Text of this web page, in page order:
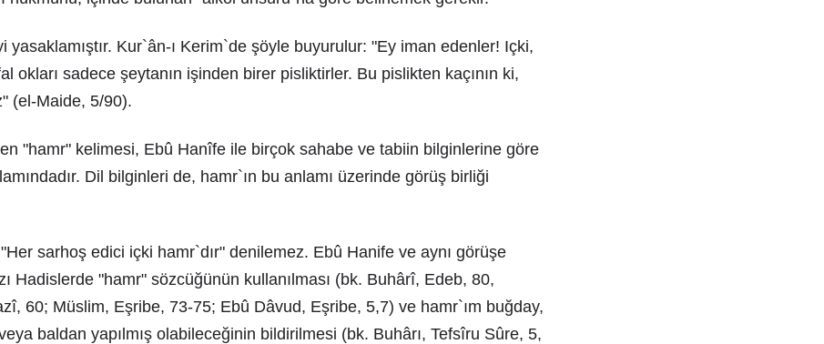
yasaklamıştır. Kur`ân-ı Kerim`de şöyle buyurulur: "Ey iman edenler! Içki,
okları sadece şeytanın işinden birer pisliktirler. Bu pislikten kaçının ki,
(el-Maide, 5/90).
"hamr" kelimesi, Ebû Hanîfe ile birçok sahabe ve tabiin bilginlerine göre
Dil bilginleri de, hamr`ın bu anlamı üzerinde görüş birliği
sarhoş edici içki hamr`dır" denilemez. Ebû Hanife ve aynı görüşe
Hadislerde "hamr" sözcüğünün kullanılması (bk. Buhârî, Edeb, 80,
60; Müslim, Eşribe, 73-75; Ebû Dâvud, Eşribe, 5,7) ve hamr`ım buğday,
baldan yapılmış olabileceğinin bildirilmesi (bk. Buhârı, Tefsîru Sûre, 5,